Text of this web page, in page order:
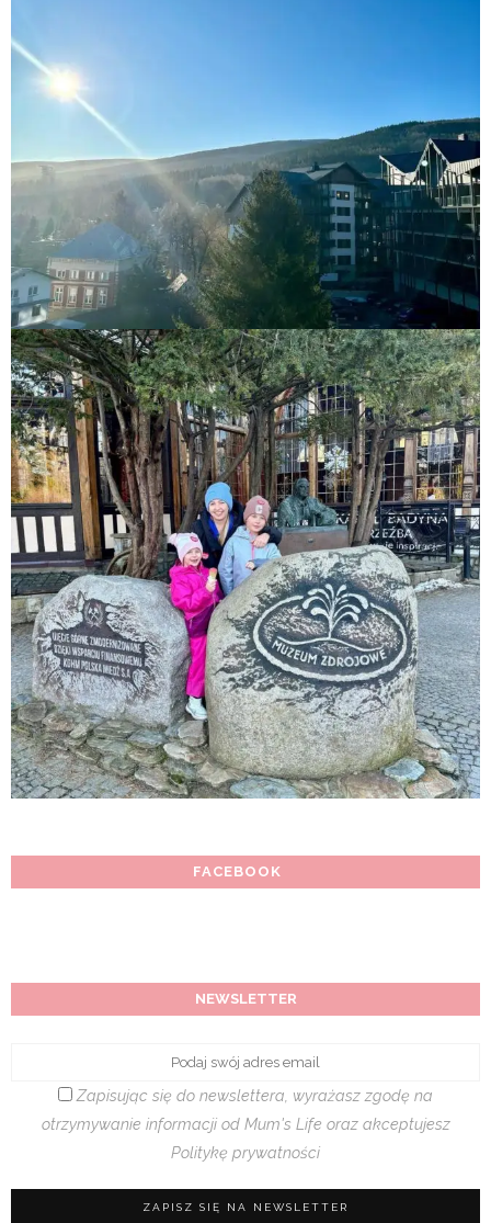
FACEBOOK
NEWSLETTER
Zapisując się do newslettera, wyrażasz zgodę na
otrzymywanie informacji od Mum's Life oraz akceptujesz
Politykę prywatności